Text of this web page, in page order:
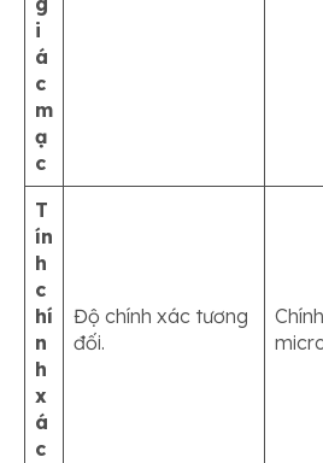
i
á
c
m
ạ
c
T
ín
h
c
hí
n
h
x
á
c
Độ chính xác tương
đối.